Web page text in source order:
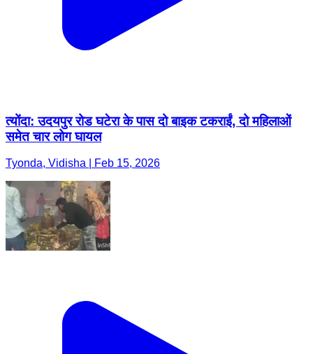
त्योंदा: उदयपुर रोड घटेरा के पास दो बाइक टकराईं, दो महिलाओं
समेत चार लोग घायल
Tyonda, Vidisha | Feb 15, 2026